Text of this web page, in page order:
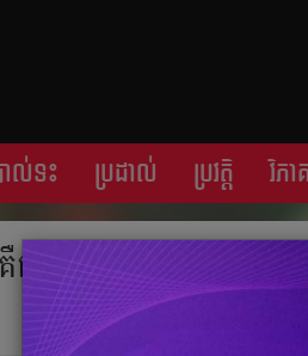
ាល់ទះ ប្រដាល់ ប្រវត្តិ​​ វិភាគ
ជា​រឿង​ដ៏​ឈឺចាប់​សម្រាប់